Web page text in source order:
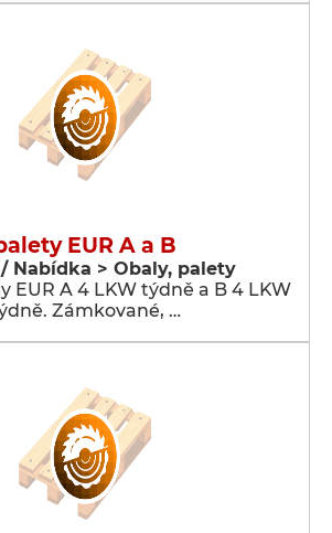
EUR A a B
Nabídka > Obaly, palety
EUR A 4 LKW týdně a B 4 LKW
Zámkované, …